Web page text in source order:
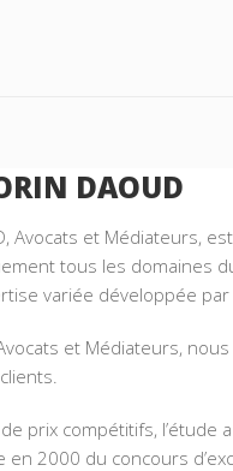
DAOUD
Avocats et Médiateurs,
tous les domaines
variée développée
Avocats et Médiateurs,
prix compétitifs,
en 2000 du concours